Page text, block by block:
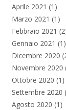
Aprile 2021 (1)
Marzo 2021 (1)
Febbraio 2021
Gennaio 2021 (1)
Dicembre 2020
Novembre 2020
Ottobre 2020 (1)
Settembre 2020
Agosto 2020 (1)